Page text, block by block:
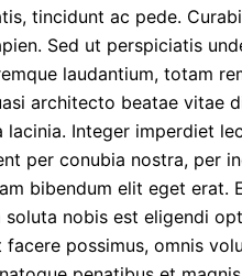
tincidunt ac pede.
Sed ut perspiciatis
laudantium, totam
architecto beatae vitae
lacinia. Integer imperdiet
per conubia nostra, per
bibendum elit eget erat.
nobis est eligendi
possimus, omnis